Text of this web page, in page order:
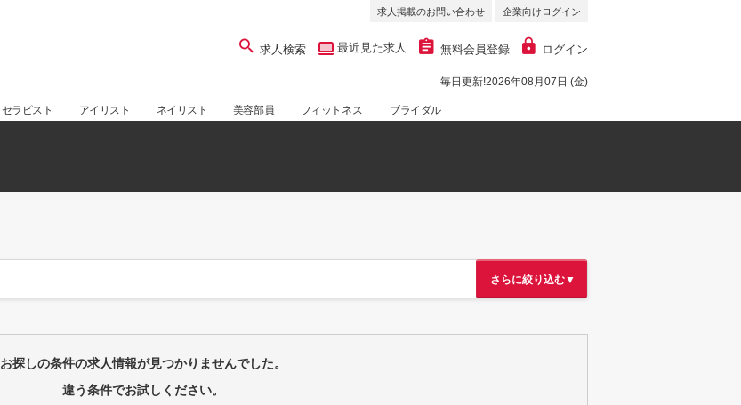
求人掲載のお問い合わせ 企業向けログイン
求人検索 最近見た求人 無料会員登録 ログイン
毎日更新!2026年08月07日 (金)
セラピスト アイリスト ネイリスト 美容部員 フィットネス ブライダル
さらに絞り込む▼
お探しの条件の求人情報が見つかりませんでした。
違う条件でお試しください。